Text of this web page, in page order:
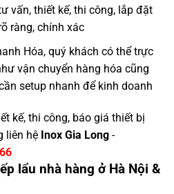
vấn, thiết kế, thi công, lắp đặt
ràng, chính xác
Hóa, quý khách có thể trực
vận chuyển hàng hóa cũng
setup nhanh để kinh doanh
kế, thi công, báo giá thiết bị
liên hệ Inox Gia Long -
lẩu nhà hàng ở Hà Nội &